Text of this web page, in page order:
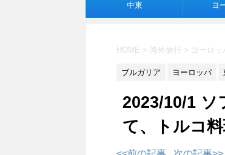
中東 ヨ
HOME > 海外旅行 > ヨーロッ
ブルガリア ヨーロッパ
2023/10/1
て、トルコ